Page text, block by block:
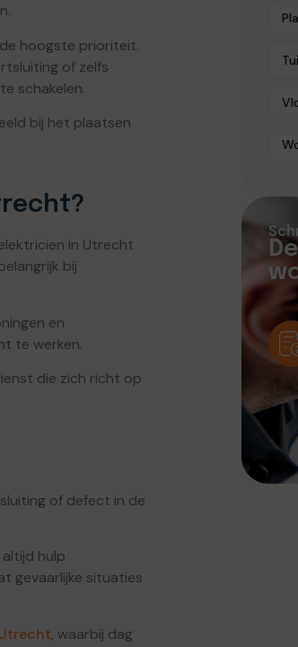
hoogste prioriteit.
of zelfs
schakelen.
bij het plaatsen
in Utrecht
bij
en
te werken.
die zich richt op
of defect in de
hulp
gevaarlijke situaties
, waarbij dag